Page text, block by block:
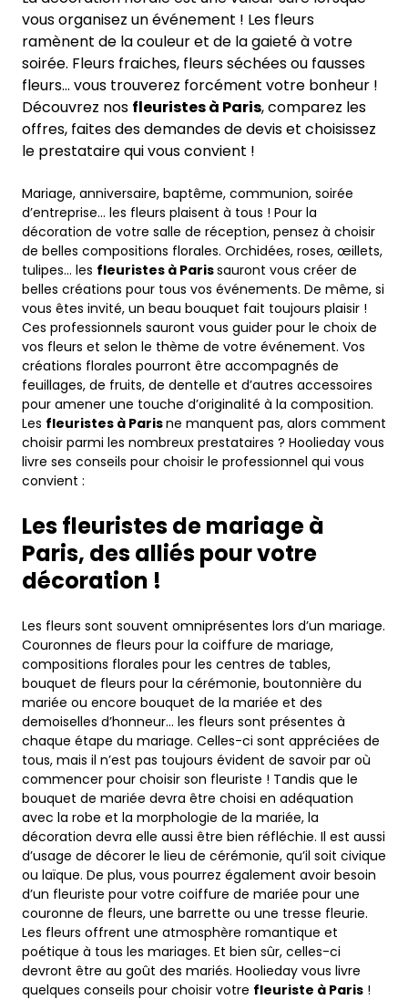
vous organisez un événement ! Les fleurs
ramènent de la couleur et de la gaieté à votre
soirée. Fleurs fraiches, fleurs séchées ou fausses
fleurs… vous trouverez forcément votre bonheur !
Découvrez nos fleuristes à Paris, comparez les
offres, faites des demandes de devis et choisissez
le prestataire qui vous convient !
Mariage, anniversaire, baptême, communion, soirée
d’entreprise… les fleurs plaisent à tous ! Pour la
décoration de votre salle de réception, pensez à choisir
de belles compositions florales. Orchidées, roses, œillets,
tulipes… les fleuristes à Parissauront vous créer de
belles créations pour tous vos événements. De même, si
vous êtes invité, un beau bouquet fait toujours plaisir !
Ces professionnels sauront vous guider pour le choix de
vos fleurs et selon le thème de votre événement. Vos
créations florales pourront être accompagnés de
feuillages, de fruits, de dentelle et d’autres accessoires
pour amener une touche d’originalité à la composition.
Les fleuristes à Parisne manquent pas, alors comment
choisir parmi les nombreux prestataires ? Hoolieday vous
livre ses conseils pour choisir le professionnel qui vous
convient :
Les fleuristes de mariage à
Paris, des alliés pour votre
décoration !
Les fleurs sont souvent omniprésentes lors d’un mariage.
Couronnes de fleurs pour la coiffure de mariage,
compositions florales pour les centres de tables,
bouquet de fleurs pour la cérémonie, boutonnière du
mariée ou encore bouquet de la mariée et des
demoiselles d’honneur… les fleurs sont présentes à
chaque étape du mariage. Celles-ci sont appréciées de
tous, mais il n’est pas toujours évident de savoir par où
commencer pour choisir son fleuriste ! Tandis que le
bouquet de mariée devra être choisi en adéquation
avec la robe et la morphologie de la mariée, la
décoration devra elle aussi être bien réfléchie. Il est aussi
d’usage de décorer le lieu de cérémonie, qu’il soit civique
ou laïque. De plus, vous pourrez également avoir besoin
d’un fleuriste pour votre coiffure de mariée pour une
couronne de fleurs, une barrette ou une tresse fleurie.
Les fleurs offrent une atmosphère romantique et
poétique à tous les mariages. Et bien sûr, celles-ci
devront être au goût des mariés. Hoolieday vous livre
quelques conseils pour choisir votre fleuriste à Paris !